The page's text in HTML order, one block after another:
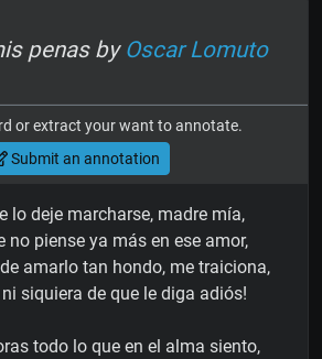
penas by Oscar Lomuto
or extract your want to annotate.
Submit an annotation
lo deje marcharse, madre mía,
no piense ya más en ese amor,
amarlo tan hondo, me traiciona,
ni siquiera de que le diga adiós!
todo lo que en el alma siento,